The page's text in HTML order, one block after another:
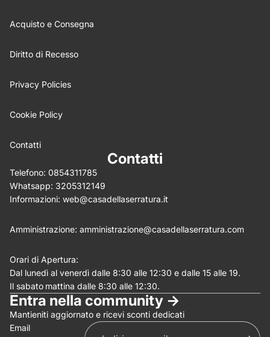
Write 50 more characters and upload 0 more photos
(Allega .gif, .jpg, .png per un massimo di 5MB)
Annulla Invia
Acquisto e Consegna
Diritto di Recesso
Privacy Policies
Cookie Policy
Contatti
Contatti
Telefono: 0854311785
Whatsapp: 3205312149
Informazioni: web@casadellaserratura.it
Amministrazione: amministrazione@casadellaserratura.com
Orari di Apertura:
Dal lunedì al venerdì dalle 8:30 alle 12:30 e dalle 15 alle 19.
Il sabato mattina dalle 8:30 alle 12:30.
Entra nella community ->
Mantieniti aggiornato e ricevi sconti dedicati
Email